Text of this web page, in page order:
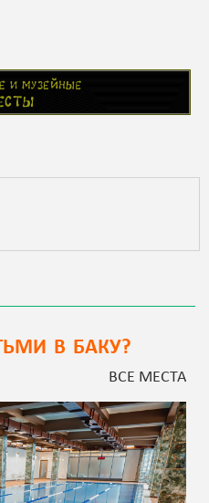
В БАКУ?
ВСЕ МЕСТА